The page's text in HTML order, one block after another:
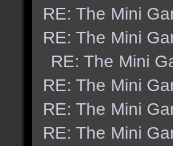
RE: The Mini
RE: The Mini
RE: The Mini
RE: The Mini
RE: The Mini
RE: The Mini